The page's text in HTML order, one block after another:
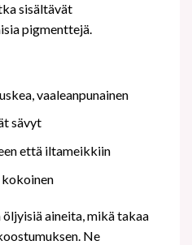
sisältävät
pigmenttejä.
vaaleanpunainen
sävyt
että iltameikkiin
öljyisiä aineita, mikä takaa
Ne